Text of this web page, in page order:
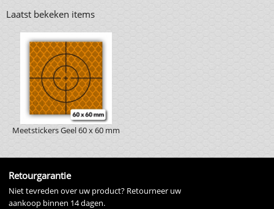
Laatst bekeken items
Meetstickers Geel 60 x 60 mm
Retourgarantie
Niet tevreden over uw product? Retourneer uw
aankoop binnen 14 dagen.